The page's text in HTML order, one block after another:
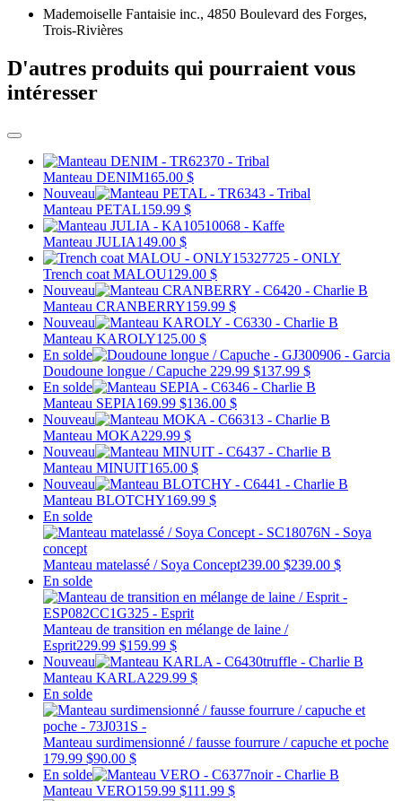
Mademoiselle Fantaisie inc., 4850 Boulevard des Forges,
Trois-Rivières
D'autres produits qui pourraient vous
intéresser
Manteau DENIM165.00 $
Nouveau
Manteau PETAL159.99 $
Manteau JULIA149.00 $
Trench coat MALOU129.00 $
Nouveau
Manteau CRANBERRY159.99 $
Nouveau
Manteau KAROLY125.00 $
En solde
Doudoune longue / Capuche 229.99 $137.99 $
En solde
Manteau SEPIA169.99 $136.00 $
Nouveau
Manteau MOKA229.99 $
Nouveau
Manteau MINUIT165.00 $
Nouveau
Manteau BLOTCHY169.99 $
En solde
Manteau matelassé / Soya Concept239.00 $239.00 $
En solde
Manteau de transition en mélange de laine /
Esprit229.99 $159.99 $
Nouveau
Manteau KARLA229.99 $
En solde
Manteau surdimensionné / fausse fourrure / capuche et poche
179.99 $90.00 $
En solde
Manteau VERO159.99 $111.99 $